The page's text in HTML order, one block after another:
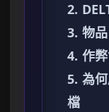
2.
3. 物
4. 作
5. 為
檔